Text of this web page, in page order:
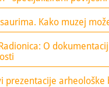
Kako muzej
O
prezentacije arheološke